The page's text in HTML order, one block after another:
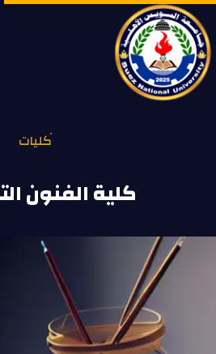
كليات
كلية الفنون